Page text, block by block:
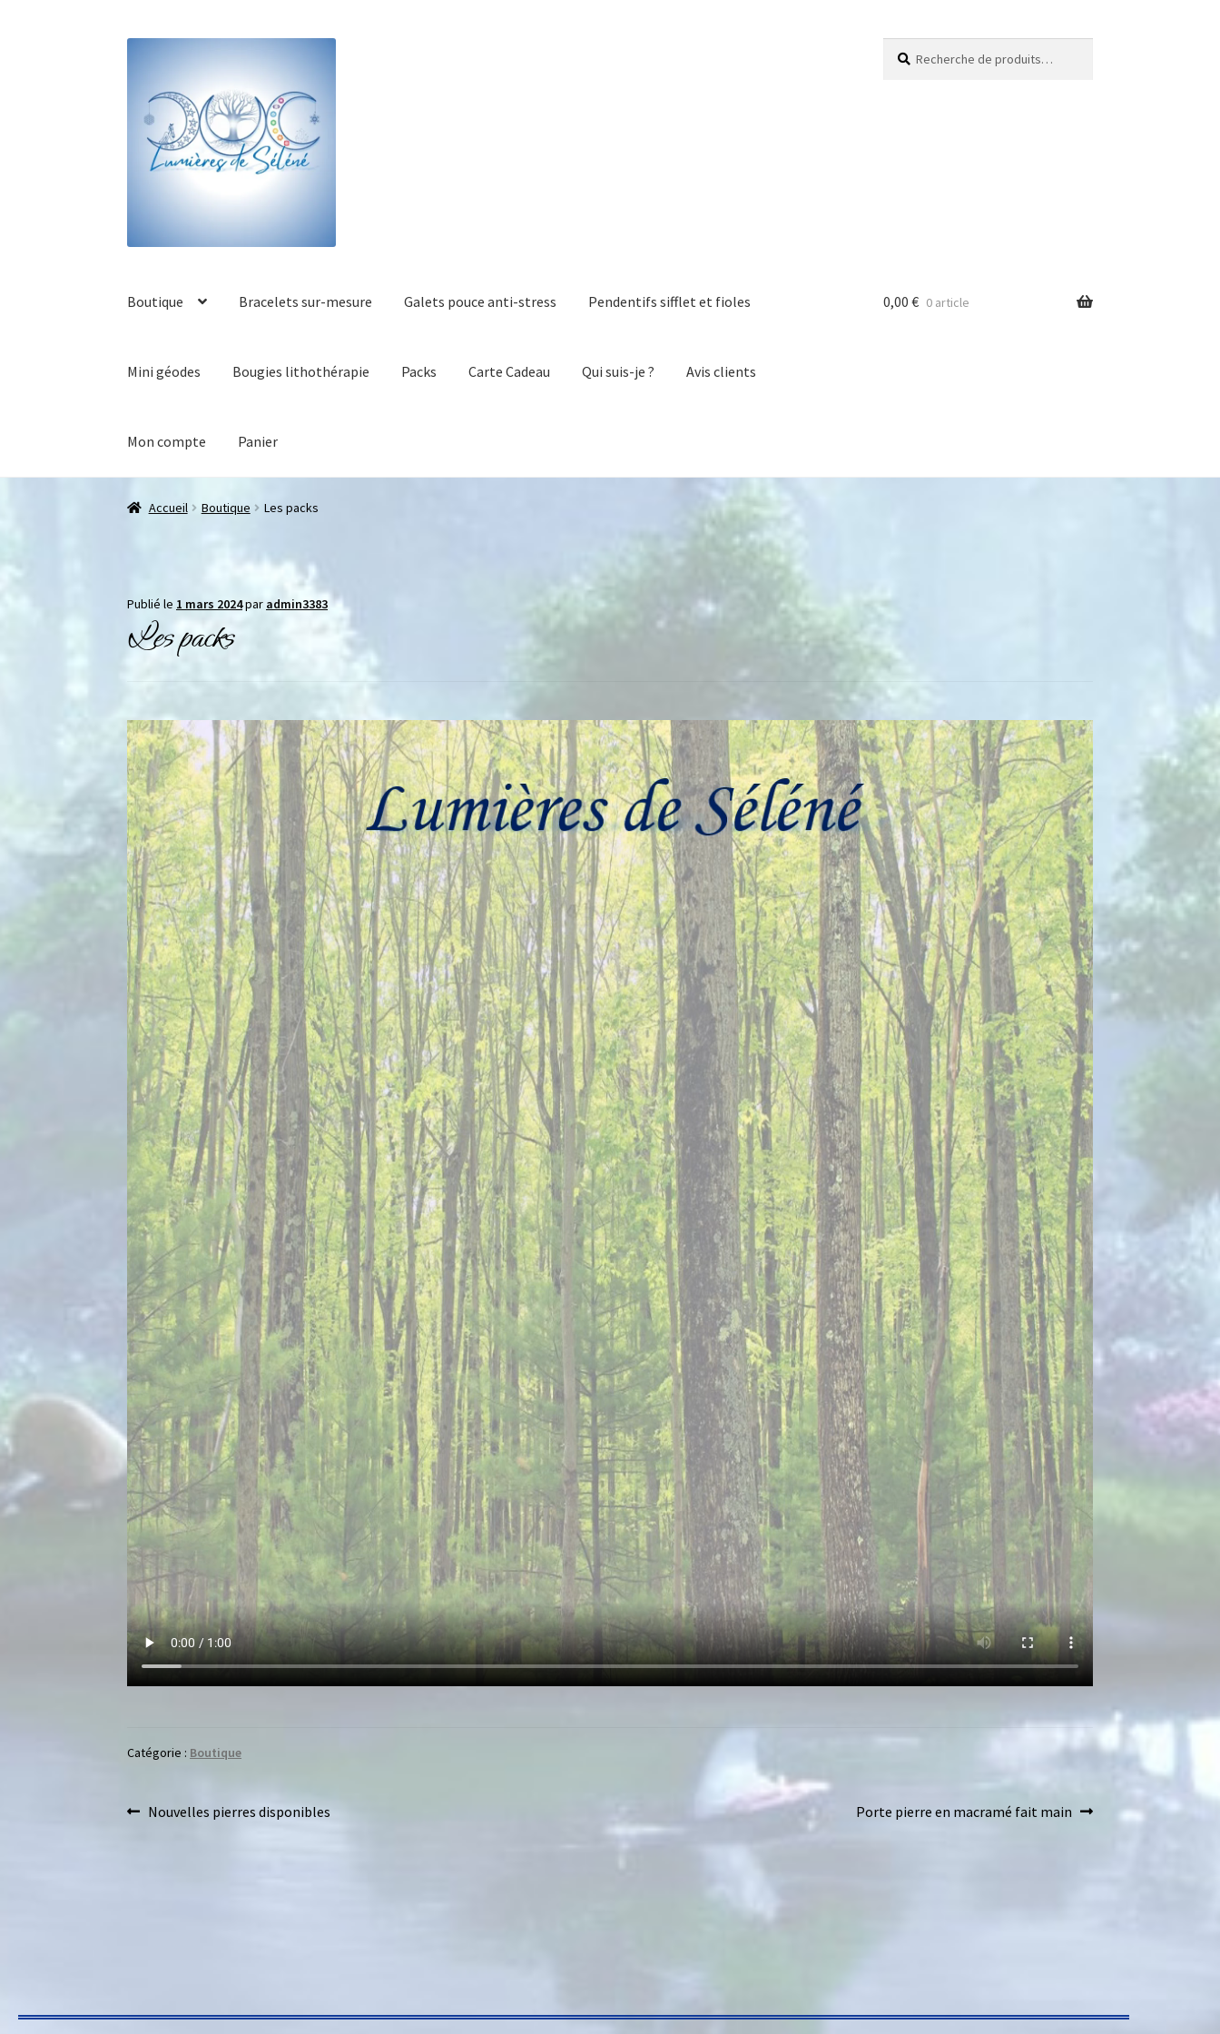
Boutique Bracelets sur-mesure Galets pouce anti-stress Pendentifs sifflet et fioles
Mini géodes Bougies lithothérapie Packs Carte Cadeau Qui suis-je ? Avis clients
Mon compte Panier
0,00 € 0 article
Accueil Boutique Les packs
Publié le 1 mars 2024par admin3383
Les packs
Catégorie : Boutique
Nouvelles pierres disponibles Porte pierre en macramé fait main